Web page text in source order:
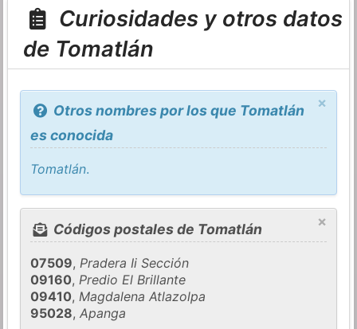
Curiosidades y otros datos
de Tomatlán
×
Otros nombres por los que Tomatlán
es conocida
Tomatlán.
×
Códigos postales de Tomatlán
07509, Pradera Ii Sección
09160, Predio El Brillante
09410, Magdalena Atlazolpa
95028,Apanga